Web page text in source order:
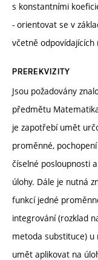
s konstantními
- orientovat se v
včetně
PREREKVIZITY
Jsou požadovány
předmětu
je zapotřebí umět
proměnné,
číselné posloupnosti
úlohy. Dále je nutná
funkcí jedné
integrování (rozklad
metoda substituce)
umět aplikovat na